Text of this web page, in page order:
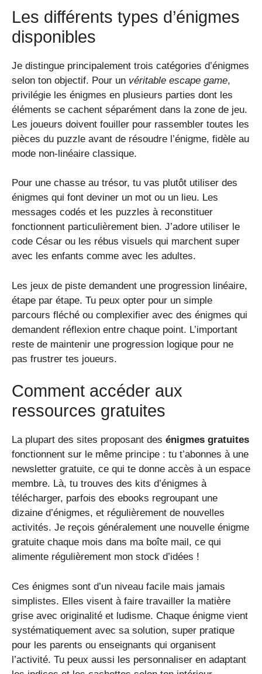
Les différents types d’énigmes
disponibles
Je distingue principalement trois catégories d’énigmes
selon ton objectif. Pour un véritable escape game,
privilégie les énigmes en plusieurs parties dont les
éléments se cachent séparément dans la zone de jeu.
Les joueurs doivent fouiller pour rassembler toutes les
pièces du puzzle avant de résoudre l’énigme, fidèle au
mode non-linéaire classique.
Pour une chasse au trésor, tu vas plutôt utiliser des
énigmes qui font deviner un mot ou un lieu. Les
messages codés et les puzzles à reconstituer
fonctionnent particulièrement bien. J’adore utiliser le
code César ou les rébus visuels qui marchent super
avec les enfants comme avec les adultes.
Les jeux de piste demandent une progression linéaire,
étape par étape. Tu peux opter pour un simple
parcours fléché ou complexifier avec des énigmes qui
demandent réflexion entre chaque point. L’important
reste de maintenir une progression logique pour ne
pas frustrer tes joueurs.
Comment accéder aux
ressources gratuites
La plupart des sites proposant des énigmes gratuites
fonctionnent sur le même principe : tu t’abonnes à une
newsletter gratuite, ce qui te donne accès à un espace
membre. Là, tu trouves des kits d’énigmes à
télécharger, parfois des ebooks regroupant une
dizaine d’énigmes, et régulièrement de nouvelles
activités. Je reçois généralement une nouvelle énigme
gratuite chaque mois dans ma boîte mail, ce qui
alimente régulièrement mon stock d’idées !
Ces énigmes sont d’un niveau facile mais jamais
simplistes. Elles visent à faire travailler la matière
grise avec originalité et ludisme. Chaque énigme vient
systématiquement avec sa solution, super pratique
pour les parents ou enseignants qui organisent
l’activité. Tu peux aussi les personnaliser en adaptant